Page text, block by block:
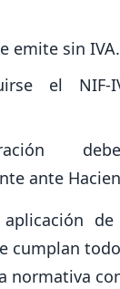
emite sin IVA.
el NIF-
ante
de
cumplan
normativa